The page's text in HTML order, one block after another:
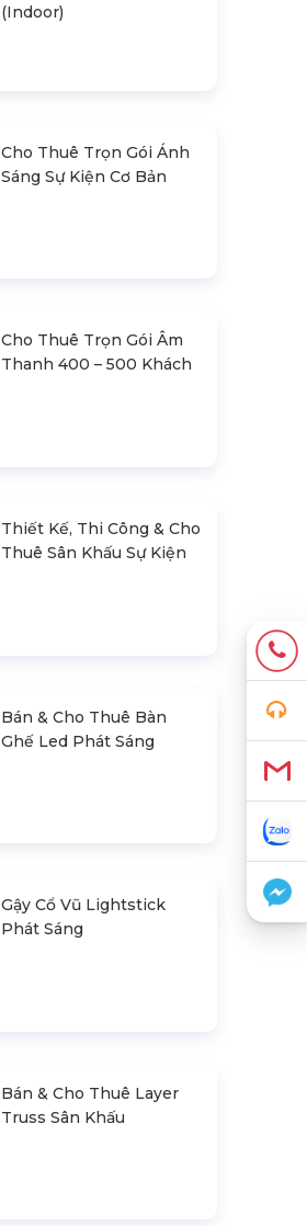
(Indoor)
Cho Thuê Trọn Gói Ánh
Sáng Sự Kiện Cơ Bản
Cho Thuê Trọn Gói Âm
Thanh 400 – 500 Khách
Thiết Kế, Thi Công & Cho
Thuê Sân Khấu Sự Kiện
Bán & Cho Thuê Bàn
Ghế Led Phát Sáng
Gậy Cổ Vũ Lightstick
Phát Sáng
Bán & Cho Thuê Layer
Truss Sân Khấu